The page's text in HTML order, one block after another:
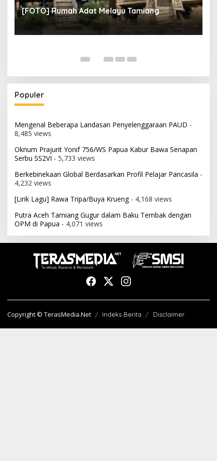
[FOTO] Rumah Adat Melayu Tamiang
Populer
Mengenal Beberapa Landasan Penyelenggaraan PAUD -
8,485 views
Oknum Prajurit Yonif 756/WS Papua Kabur Bawa Senapan
Serbu SS2VI - 5,733 views
Berkebinekaan Global Berdasarkan Profil Pelajar Pancasila -
4,232 views
[Lirik Lagu] Rawa Tripa/Buya Krueng- 4,168 views
Putra Aceh Tamiang Gugur dalam Baku Tembak dengan
OPM di Papua - 4,071 views
Copyright © TerasMedia.Net Indeks Berita Disclaimer